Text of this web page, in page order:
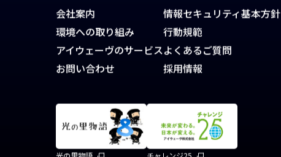
会社案内
環境への取り組み
アイウェーヴのサービス
お問い合わせ
情報セキュリティ基本方針
行動規範
よくあるご質問
採用情報